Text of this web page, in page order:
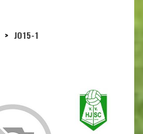
> JO15-1